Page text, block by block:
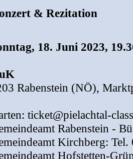
& Rezitation
18. Juni 2023,
Rabenstein (NÖ),
ticket@pielachtal-
Rabenstein -
Kirchberg:
Hofstetten-